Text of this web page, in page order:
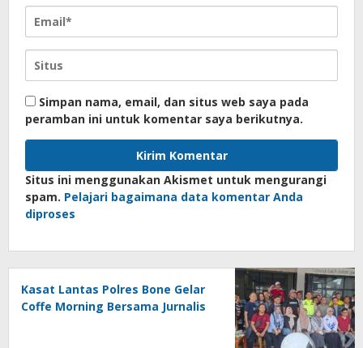
Simpan nama, email, dan situs web saya pada
peramban ini untuk komentar saya berikutnya.
Situs ini menggunakan Akismet untuk mengurangi
spam. Pelajari bagaimana data komentar Anda
diproses
Kasat Lantas Polres Bone Gelar
Coffe Morning Bersama Jurnalis